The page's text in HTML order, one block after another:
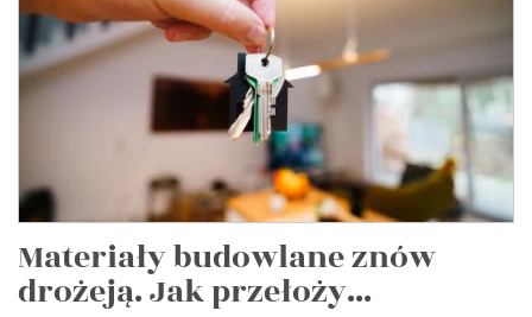
Materiały budowlane znów
drożeją. Jak przełoży...